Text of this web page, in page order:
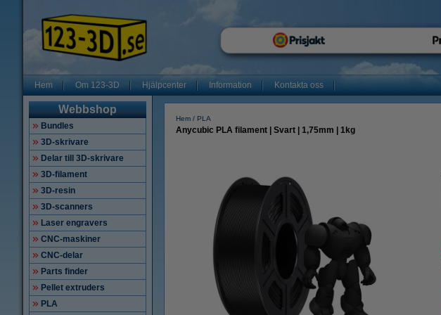
Hem Om 123-3D Hjälpcenter Information Kontakta oss
Webbshop
Bundles
3D-skrivare
Delar till 3D-skrivare
3D-filament
3D-resin
3D-scanners
Laser engravers
CNC-maskiner
CNC-delar
Parts finder
Pellet extruders
PLA
Hem PLA
Anycubic PLA filament | Svart | 1,75mm | 1kg